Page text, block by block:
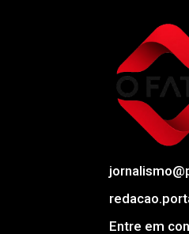
Entre em